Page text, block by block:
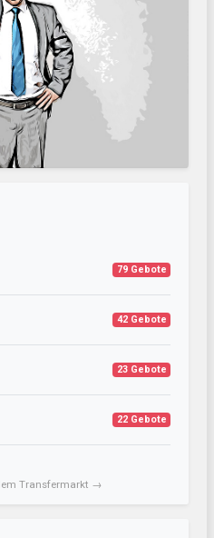
79 Gebote
42 Gebote
23 Gebote
22 Gebote
Transfermarkt →